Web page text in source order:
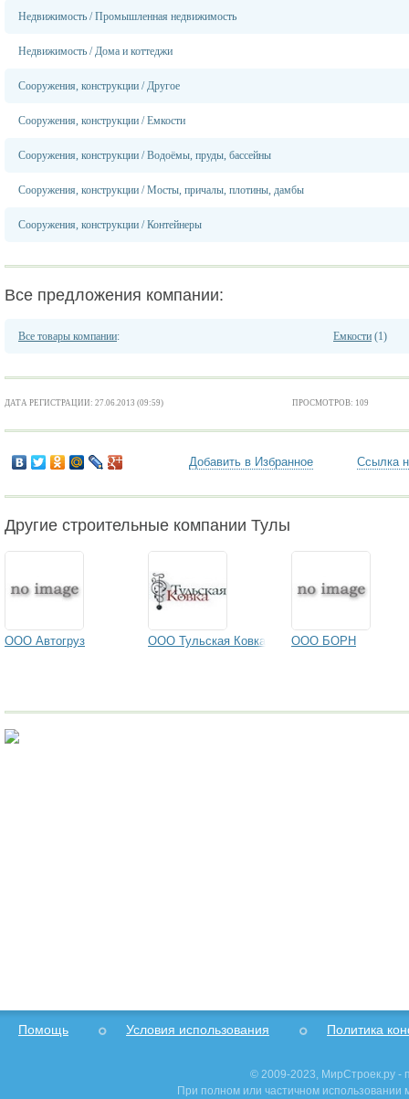
Недвижимость /Промышленная недвижимость
Недвижимость /Дома и коттеджи
Сооружения, конструкции /Другое
Сооружения, конструкции /Емкости
Сооружения, конструкции /Водоёмы, пруды, бассейны
Сооружения, конструкции /Мосты, причалы, плотины, дамбы
Сооружения, конструкции /Контейнеры
Все предложения компании:
Все товары компании: Емкости (1)
ДАТА РЕГИСТРАЦИИ: 27.06.2013 (09:59) ПРОСМОТРОВ: 109
Добавить в Избранное Ссылка
Другие строительные компании Тулы
ООО Автогруз ООО Тульская Ковка ООО БОРН
Помощь Условия использования Политика
© 2009-2023, МирСтроек.ру -
При полном или частичном использовании